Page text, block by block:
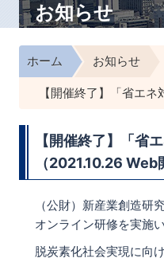
お知らせ
ホーム お知らせ
【開催終了】「省エ
【開催終了】「省
（2021.10.26 Web
（公財）新産業創造
オンライン研修を実施
脱炭素化社会実現に向